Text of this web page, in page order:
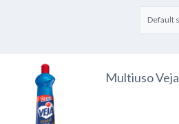
Multiuso Veja